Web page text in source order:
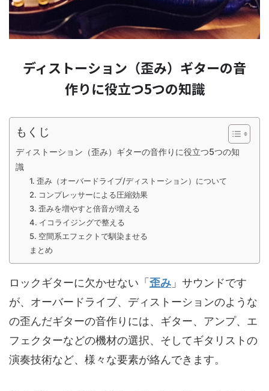
ディストーション（歪み）ギターの音
作りに役立つ5つの知識
もくじ
ディストーション（歪み）ギターの音作りに役立つ5つの知
識
1. 歪み（オーバードライブ/ディストーション）について
2. コンプレッサーによる圧縮効果
3. 歪みを増やすと倍音が増える
4. イコライジングで整える
5. 空間系エフェクトで馴染ませる
まとめ
ロックギターに欠かせない「 歪み 」サウンドです
が、オーバードライブ、ディストーションのような
の歪んだギターの音作りには、ギター、アンプ、エ
フェクターなどの機材の選択、そしてギタリストの
演奏技術など、様々な要素が絡んできます。